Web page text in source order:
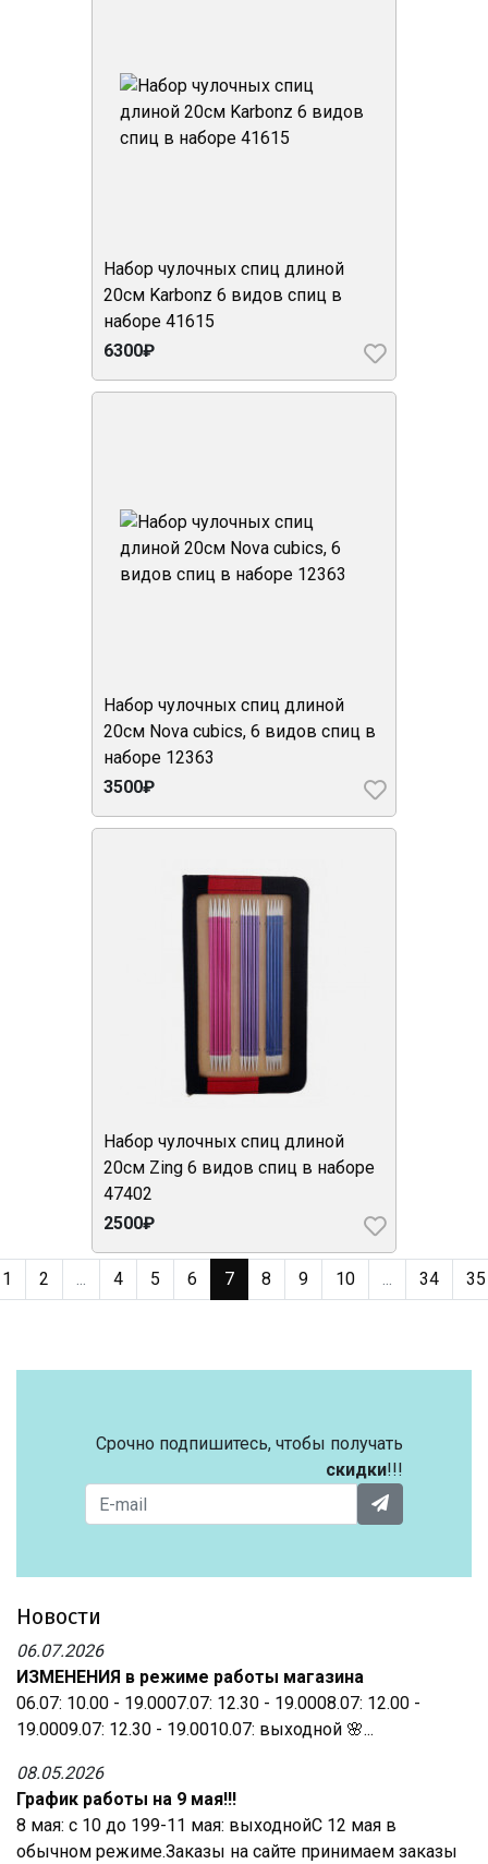
Набор чулочных спиц длиной
20см Karbonz 6 видов спиц в
наборе 41615
6300₽
Набор чулочных спиц длиной
20см Nova cubics, 6 видов спиц в
наборе 12363
3500₽
Набор чулочных спиц длиной
20см Zing 6 видов спиц в наборе
47402
2500₽
1 2 ... 4 5 6 7 8 9 10 ... 34 35
Срочно подпишитесь, чтобы получать
скидки!!!
Новости
06.07.2026
ИЗМЕНЕНИЯ в режиме работы магазина
06.07: 10.00 - 19.0007.07: 12.30 - 19.0008.07: 12.00 -
19.0009.07: 12.30 - 19.0010.07: выходной 🌸...
08.05.2026
График работы на 9 мая!!!
8 мая: с 10 до 199-11 мая: выходнойС 12 мая в
обычном режиме.Заказы на сайте принимаем заказы